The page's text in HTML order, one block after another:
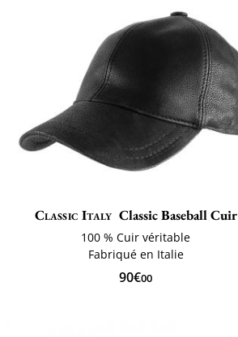
Classic Italy Classic Baseball Cuir
100 % Cuir véritable
Fabriqué en Italie
90€00